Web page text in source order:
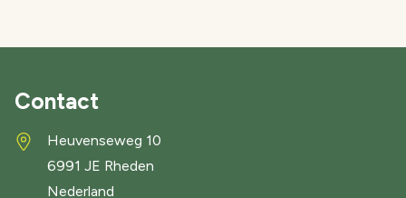
Contact
Heuvenseweg 10
6991 JE Rheden
Nederland